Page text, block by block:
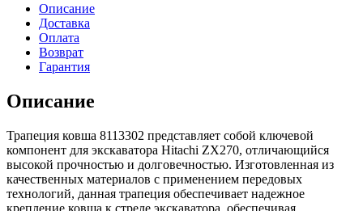
Описание
Доставка
Оплата
Возврат
Гарантия
Описание
Трапеция ковша 8113302 представляет собой ключевой
компонент для экскаватора Hitachi ZX270, отличающийся
высокой прочностью и долговечностью. Изготовленная из
качественных материалов с применением передовых
технологий, данная трапеция обеспечивает надежное
крепление ковша к стреле экскаватора, обеспечивая